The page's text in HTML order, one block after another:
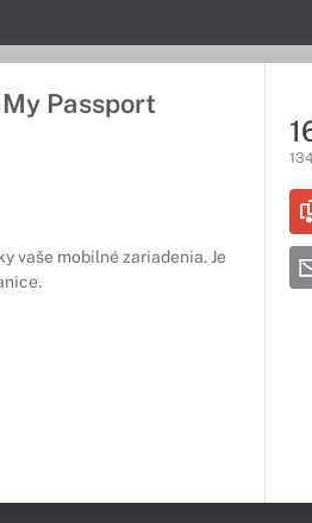
Passport
vaše mobilné zariadenia. Je